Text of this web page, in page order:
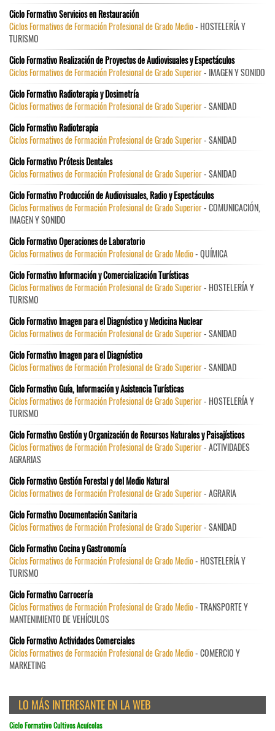
Ciclo Formativo Servicios en Restauración
Ciclos Formativos de Formación Profesional de Grado Medio- HOSTELERÍA Y
TURISMO
Ciclo Formativo Realización de Proyectos de Audiovisuales y Espectáculos
Ciclos Formativos de Formación Profesional de Grado Superior- IMAGEN Y SONIDO
Ciclo Formativo Radioterapia y Dosimetría
Ciclos Formativos de Formación Profesional de Grado Superior- SANIDAD
Ciclo Formativo Radioterapia
Ciclos Formativos de Formación Profesional de Grado Superior- SANIDAD
Ciclo Formativo Prótesis Dentales
Ciclos Formativos de Formación Profesional de Grado Superior- SANIDAD
Ciclo Formativo Producción de Audiovisuales, Radio y Espectáculos
Ciclos Formativos de Formación Profesional de Grado Superior- COMUNICACIÓN,
IMAGEN Y SONIDO
Ciclo Formativo Operaciones de Laboratorio
Ciclos Formativos de Formación Profesional de Grado Medio- QUÍMICA
Ciclo Formativo Información y Comercialización Turísticas
Ciclos Formativos de Formación Profesional de Grado Superior- HOSTELERÍA Y
TURISMO
Ciclo Formativo Imagen para el Diagnóstico y Medicina Nuclear
Ciclos Formativos de Formación Profesional de Grado Superior- SANIDAD
Ciclo Formativo Imagen para el Diagnóstico
Ciclos Formativos de Formación Profesional de Grado Superior- SANIDAD
Ciclo Formativo Guía, Información y Asistencia Turísticas
Ciclos Formativos de Formación Profesional de Grado Superior- HOSTELERÍA Y
TURISMO
Ciclo Formativo Gestión y Organización de Recursos Naturales y Paisajísticos
Ciclos Formativos de Formación Profesional de Grado Superior- ACTIVIDADES
AGRARIAS
Ciclo Formativo Gestión Forestal y del Medio Natural
Ciclos Formativos de Formación Profesional de Grado Superior- AGRARIA
Ciclo Formativo Documentación Sanitaria
Ciclos Formativos de Formación Profesional de Grado Superior- SANIDAD
Ciclo Formativo Cocina y Gastronomía
Ciclos Formativos de Formación Profesional de Grado Medio- HOSTELERÍA Y
TURISMO
Ciclo Formativo Carrocería
Ciclos Formativos de Formación Profesional de Grado Medio- TRANSPORTE Y
MANTENIMIENTO DE VEHÍCULOS
Ciclo Formativo Actividades Comerciales
Ciclos Formativos de Formación Profesional de Grado Medio- COMERCIO Y
MARKETING
LO MÁS INTERESANTE EN LA WEB
Ciclo Formativo Cultivos Acuícolas